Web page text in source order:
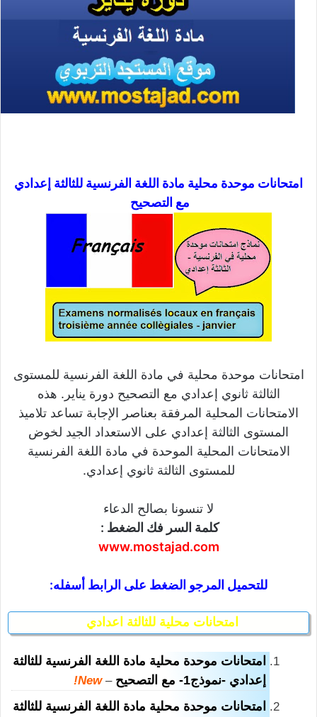
امتحانات موحدة محلية مادة اللغة الفرنسية للثالثة إعدادي
مع التصحيح
امتحانات موحدة محلية في مادة اللغة الفرنسية للمستوى
الثالثة ثانوي إعدادي مع التصحيح دورة يناير. هذه
الامتحانات المحلية المرفقة بعناصر الإجابة تساعد تلاميذ
المستوى الثالثة إعدادي على الاستعداد الجيد لخوض
الامتحانات المحلية الموحدة في مادة اللغة الفرنسية
للمستوى الثالثة ثانوي إعدادي.
لا تنسونا بصالح الدعاء
كلمة السر فك الضغط :
www.mostajad.com
للتحميل المرجو الضغط على الرابط أسفله:
امتحانات محلية للثالثة اعدادي
امتحانات موحدة محلية مادة اللغة الفرنسية للثالثة
إعدادي -نموذج1- مع التصحيح
–
New!
امتحانات موحدة محلية مادة اللغة الفرنسية للثالثة